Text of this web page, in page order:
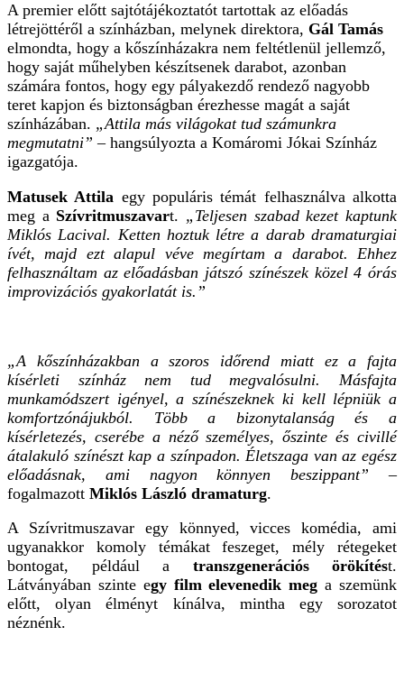
A premier előtt sajtótájékoztatót tartottak az előadás
létrejöttéről a színházban, melynek direktora, Gál Tamás
elmondta, hogy a kőszínházakra nem feltétlenül jellemző,
hogy saját műhelyben készítsenek darabot, azonban
számára fontos, hogy egy pályakezdő rendező nagyobb
teret kapjon és biztonságban érezhesse magát a saját
színházában. „Attila más világokat tud számunkra
megmutatni”– hangsúlyozta a Komáromi Jókai Színház
igazgatója.
Matusek Attila egy populáris témát felhasználva alkotta
meg a Szívritmuszavart. „Teljesen szabad kezet kaptunk
Miklós Lacival. Ketten hoztuk létre a darab dramaturgiai
ívét, majd ezt alapul véve megírtam a darabot. Ehhez
felhasználtam az előadásban játszó színészek közel 4 órás
improvizációs gyakorlatát is.”
„A kőszínházakban a szoros időrend miatt ez a fajta
kísérleti színház nem tud megvalósulni. Másfajta
munkamódszert igényel, a színészeknek ki kell lépniük a
komfortzónájukból. Több a bizonytalanság és a
kísérletezés, cserébe a néző személyes, őszinte és civillé
átalakuló színészt kap a színpadon. Életszaga van az egész
előadásnak, ami nagyon könnyen beszippant” –
fogalmazott Miklós László dramaturg.
A Szívritmuszavar egy könnyed, vicces komédia, ami
ugyanakkor komoly témákat feszeget, mély rétegeket
bontogat, például a transzgenerációs örökítést.
Látványában szinte egy film elevenedik meg a szemünk
előtt, olyan élményt kínálva, mintha egy sorozatot
néznénk.